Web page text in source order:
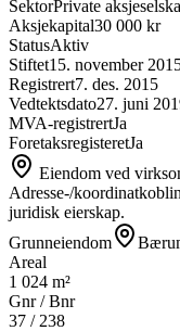
SektorPrivate
Aksjekapital30 000 kr
StatusAktiv
Stiftet15. november
Registrert7. des. 2015
Vedtektsdato27. juni
MVA-registrertJa
ForetaksregisteretJa
Eiendom ved
Adresse-/
juridisk eierskap.
Grunneiendom
Areal
1 024 m²
Gnr / Bnr
37 / 238